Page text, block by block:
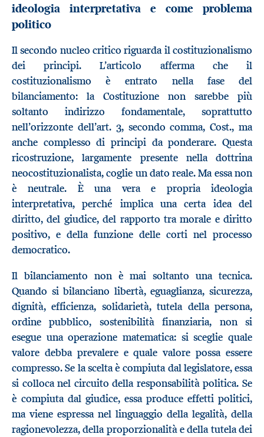
ideologia interpretativa e come problema
politico
Il secondo nucleo critico riguarda il costituzionalismo
dei principi. L’articolo afferma che il
costituzionalismo è entrato nella fase del
bilanciamento: la Costituzione non sarebbe più
soltanto indirizzo fondamentale, soprattutto
nell’orizzonte dell’art. 3, secondo comma, Cost., ma
anche complesso di principi da ponderare. Questa
ricostruzione, largamente presente nella dottrina
neocostituzionalista, coglie un dato reale. Ma essa non
è neutrale. È una vera e propria ideologia
interpretativa, perché implica una certa idea del
diritto, del giudice, del rapporto tra morale e diritto
positivo, e della funzione delle corti nel processo
democratico.
Il bilanciamento non è mai soltanto una tecnica.
Quando si bilanciano libertà, eguaglianza, sicurezza,
dignità, efficienza, solidarietà, tutela della persona,
ordine pubblico, sostenibilità finanziaria, non si
esegue una operazione matematica: si sceglie quale
valore debba prevalere e quale valore possa essere
compresso. Se la scelta è compiuta dal legislatore, essa
si colloca nel circuito della responsabilità politica. Se
è compiuta dal giudice, essa produce effetti politici,
ma viene espressa nel linguaggio della legalità, della
ragionevolezza, della proporzionalità e della tutela dei